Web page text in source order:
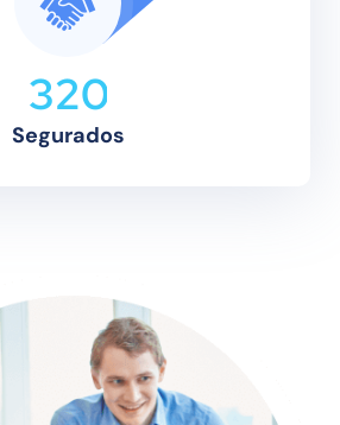
320
Segurados